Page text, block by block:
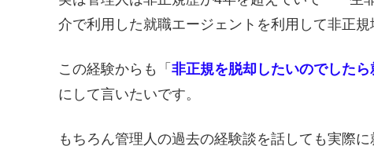
介で利用した就職エージェントを利用して非正規
この経験からも「 非正規を脱却したいのでした
にして言いたいです。
もちろん管理人の過去の経験談を話しても実際